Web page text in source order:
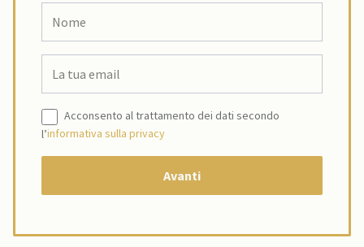
Acconsento al trattamento dei dati secondo
l’informativa sulla privacy